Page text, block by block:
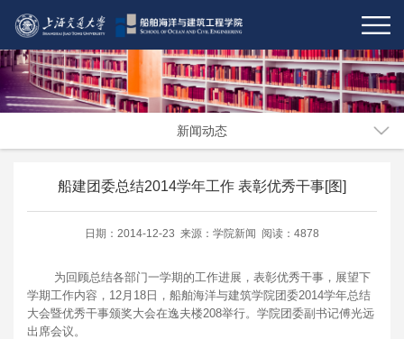
新闻动态
船建团委总结2014学年工作 表彰优秀干事[图]
日期：2014-12-23 来源：学院新闻 阅读：4878
为回顾总结各部门一学期的工作进展，表彰优秀干事，展望下
学期工作内容，12月18日，船舶海洋与建筑学院团委2014学年总结
大会暨优秀干事颁奖大会在逸夫楼208举行。学院团委副书记傅光远
出席会议。